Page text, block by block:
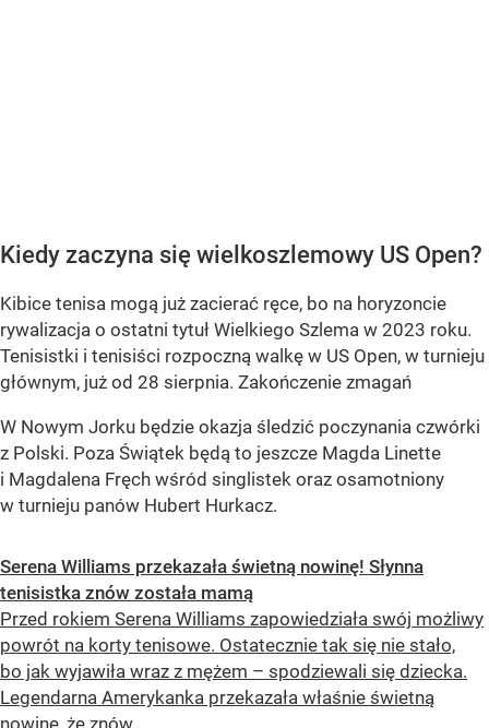
Kiedy zaczyna się wielkoszlemowy US Open?
Kibice tenisa mogą już zacierać ręce, bo na horyzoncie
rywalizacja o ostatni tytuł Wielkiego Szlema w 2023 roku.
Tenisistki i tenisiści rozpoczną walkę w US Open, w turnieju
głównym, już od 28 sierpnia. Zakończenie zmagań
W Nowym Jorku będzie okazja śledzić poczynania czwórki
z Polski. Poza Świątek będą to jeszcze Magda Linette
i Magdalena Fręch wśród singlistek oraz osamotniony
w turnieju panów Hubert Hurkacz.
Serena Williams przekazała świetną nowinę! Słynna
tenisistka znów została mamą
Przed rokiem Serena Williams zapowiedziała swój możliwy
powrót na korty tenisowe. Ostatecznie tak się nie stało,
bo jak wyjawiła wraz z mężem – spodziewali się dziecka.
Legendarna Amerykanka przekazała właśnie świetną
nowinę, że znów...